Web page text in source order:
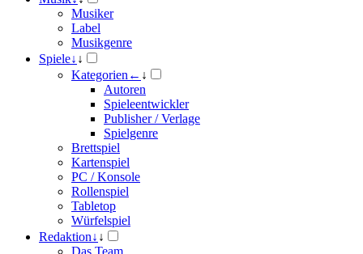
Musiker
Label
Musikgenre
Spiele↓ ↓
Kategorien ← ↓
Autoren
Spieleentwickler
Publisher / Verlage
Spielgenre
Brettspiel
Kartenspiel
PC / Konsole
Rollenspiel
Tabletop
Würfelspiel
Redaktion↓ ↓
Das Team